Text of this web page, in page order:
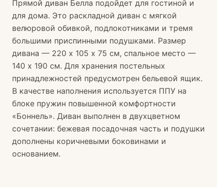
Прямой диван Белла подойдет для гостиной и
для дома. Это раскладной диван с мягкой
велюровой обивкой, подлокотниками и тремя
большими приспинными подушками. Размер
дивана — 220 х 105 х 75 см, спальное место —
140 х 190 см. Для хранения постельных
принадлежностей предусмотрен бельевой ящик.
В качестве наполнения используется ППУ на
блоке пружин повышенной комфортности
«Боннель». Диван выполнен в двухцветном
сочетании: бежевая посадочная часть и подушки
дополнены коричневыми боковинами и
основанием.